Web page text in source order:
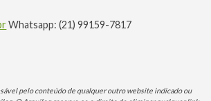
Whatsapp: (21) 99159-7817
pelo conteúdo de qualquer outro website indicado ou